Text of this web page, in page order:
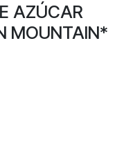
AZÚCAR
MOUNTAIN*